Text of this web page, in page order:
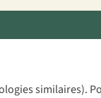
similaires).